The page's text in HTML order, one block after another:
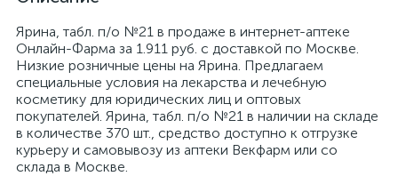
Ярина, табл. п/о №21 в продаже в интернет-аптеке
Онлайн-Фарма за 1.911 руб. с доставкой по Москве.
Низкие розничные цены на Ярина. Предлагаем
специальные условия на лекарства и лечебную
косметику для юридических лиц и оптовых
покупателей. Ярина, табл. п/о №21 в наличии на складе
в количестве 370 шт., средство доступно к отгрузке
курьеру и самовывозу из аптеки Векфарм или со
склада в Москве.